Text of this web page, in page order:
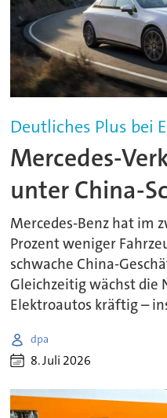
Deutliches Plus bei
Mercedes-
unter China-
Mercedes-Benz hat im
Prozent weniger
schwache China-
Gleichzeitig wächst die
Elektroautos kräftig –
dpa
8. Juli 2026